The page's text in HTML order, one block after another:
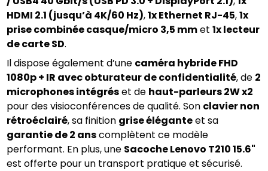
HDMI 2.1 (jusqu’à 4K/60 Hz), 1x Ethernet RJ-45, 1x
prise combinée casque/micro 3,5 mm et 1x lecteur
de carte SD.
Il dispose également d’une caméra hybride FHD
1080p + IR avec obturateur de confidentialité, de 2
microphones intégrés et de haut-parleurs 2W x2
pour des visioconférences de qualité. Son clavier non
rétroéclairé, sa finition grise élégante
garantie de 2 ans complètent ce modèle
performant. En plus, une Sacoche Lenovo T210 15.6"
est offerte pour un transport pratique et sécurisé.